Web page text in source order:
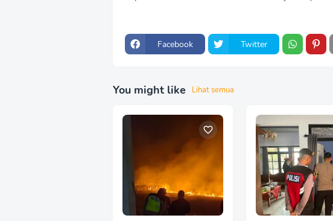
Facebook Twitter
You might like Lihat semua